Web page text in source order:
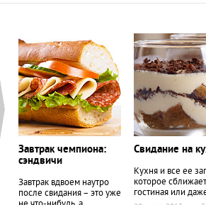
Завтрак чемпиона:
сэндвичи
Завтрак вдвоем наутро
после свидания – это уже
Свидание на
Кухня и все ее
которое
гостиная или